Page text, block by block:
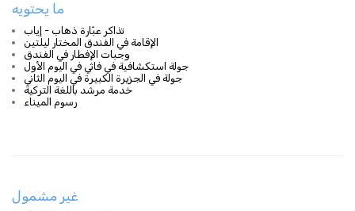
ما يحتويه
تذاكر عبّارة ذهاب - إياب
الإقامة في الفندق المختار ليلتين
وجبات الإفطار في الفندق
جولة استكشافية في فاثي في اليوم الأول
جولة في الجزيرة الكبيرة في اليوم الثاني
خدمة مرشد باللغة التركية
رسوم الميناء
غير مشمول